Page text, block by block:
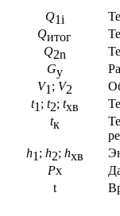
Q1i
Qитог
Q2n
Gу
V1 ; V2
t1 ; t2; tхв
tк
h1 ; h2; hхв
Рх
t